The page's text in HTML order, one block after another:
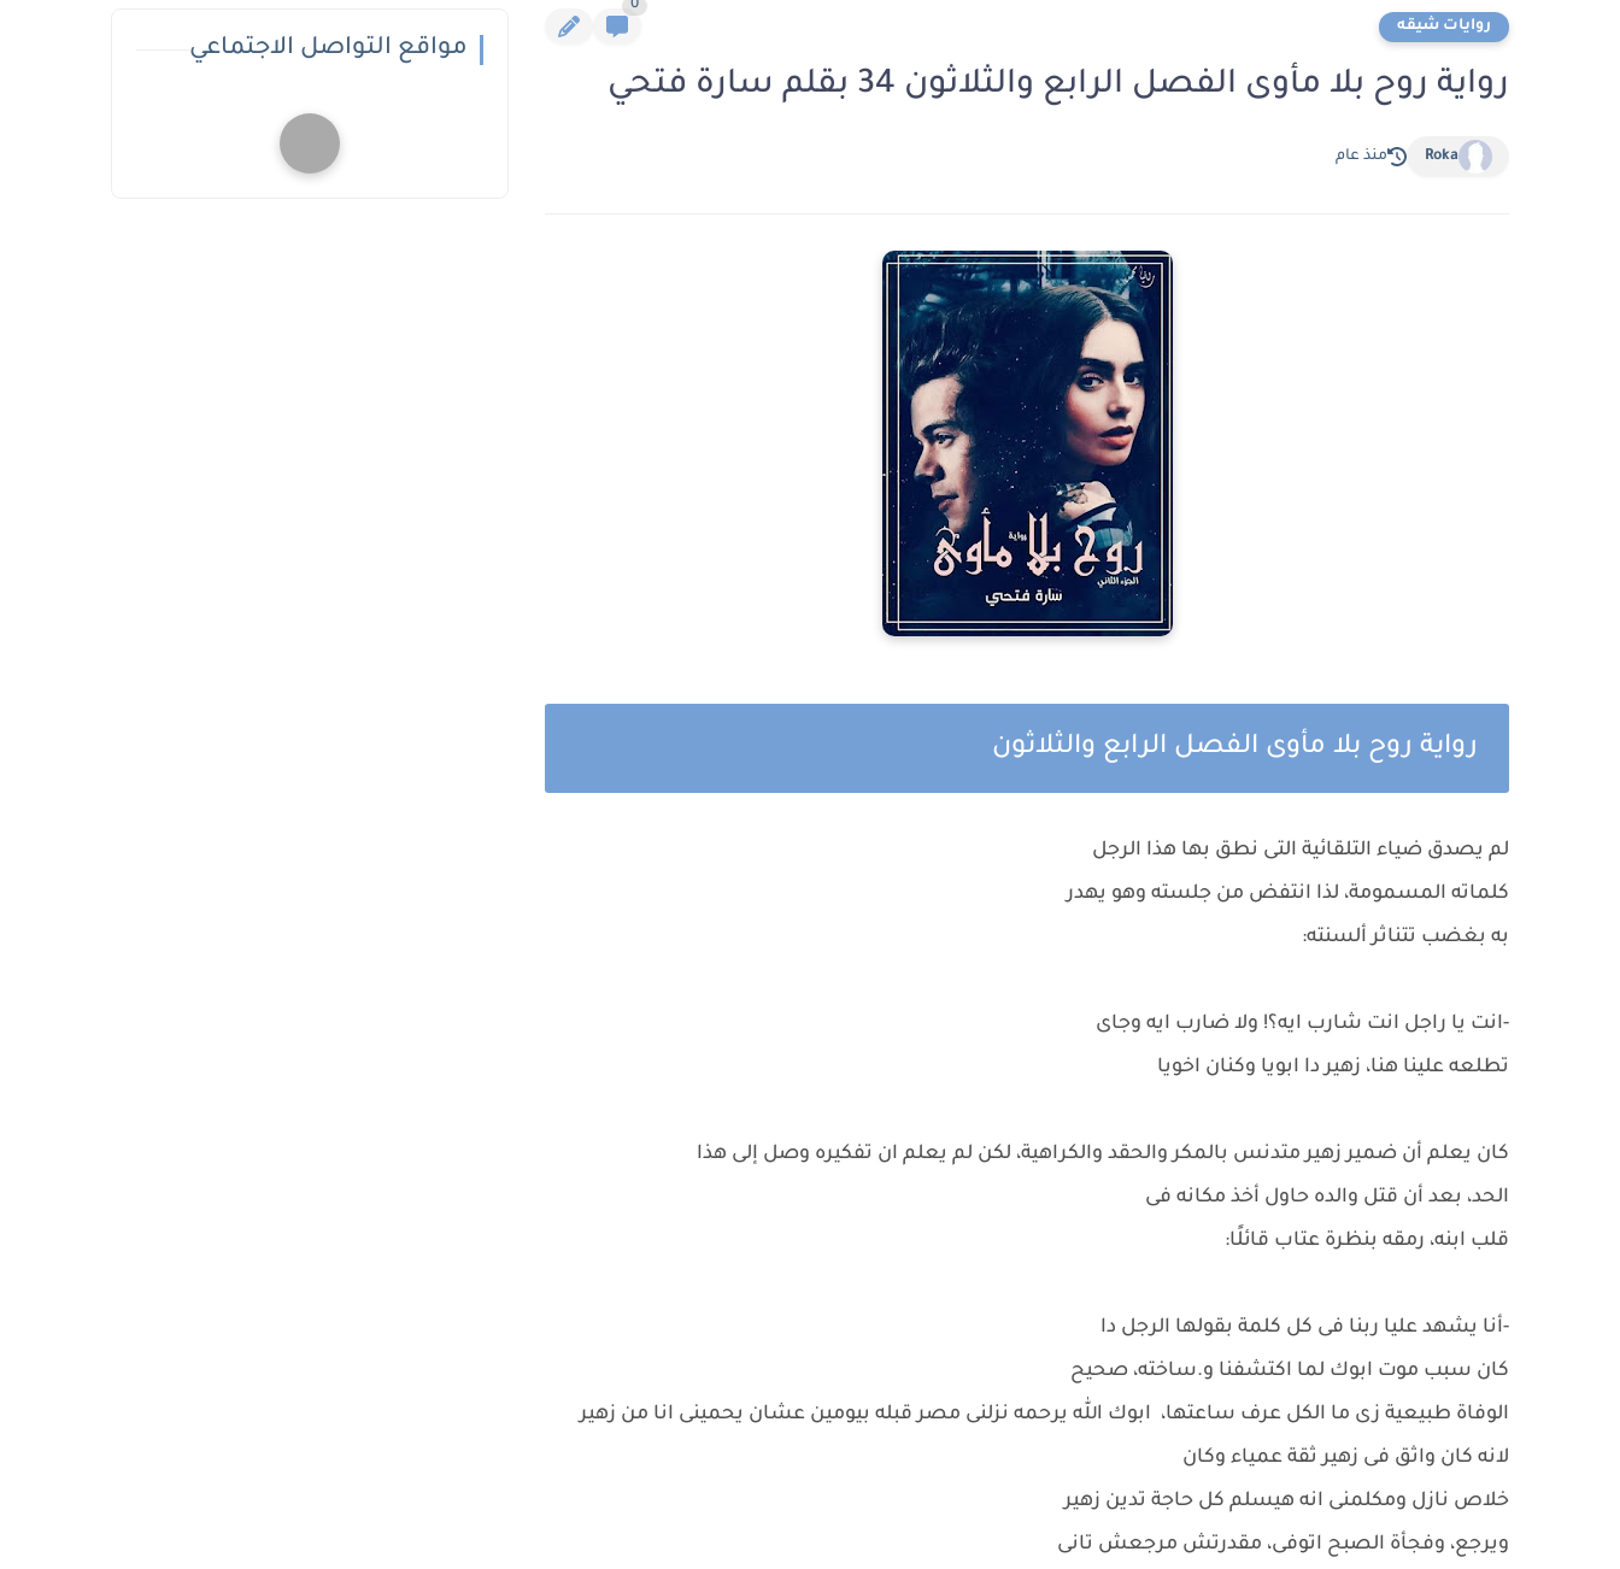
روايات شيقه
0
رواية روح بلا مأوى الفصل الرابع والثلاثون 34 بقلم سارة فتحي
Roka منذ عام
رواية روح بلا مأوى الفصل الرابع والثلاثون
لم يصدق ضياء التلقائية التى نطق بها هذا الرجل
كلماته المسمومة، لذا انتفض من جلسته وهو يهدر
به بغضب تتناثر ألسنته:
-انت يا راجل انت شارب ايه؟! ولا ضارب ايه وجاى
تطلعه علينا هنا، زهير دا ابويا وكنان اخويا
كان يعلم أن ضمير زهير متدنس بالمكر والحقد والكراهية، لكن لم يعلم ان تفكيره وصل إلى هذا
الحد، بعد أن قتل والده حاول أخذ مكانه فى
قلب ابنه، رمقه بنظرة عتاب قائلًا:
-أنا يشهد عليا ربنا فى كل كلمة بقولها الرجل دا
كان سبب موت ابوك لما اكتشفنا و.ساخته، صحيح
الوفاة طبيعية زى ما الكل عرف ساعتها، ابوك الله يرحمه نزلنى مصر قبله بيومين عشان يحمينى انا من زهير
لانه كان واثق فى زهير ثقة عمياء وكان
خلاص نازل ومكلمنى انه هيسلم كل حاجة تدين زهير
ويرجع، وفجأة الصبح اتوفى، مقدرتش مرجعش تانى
مواقع التواصل الاجتماعي